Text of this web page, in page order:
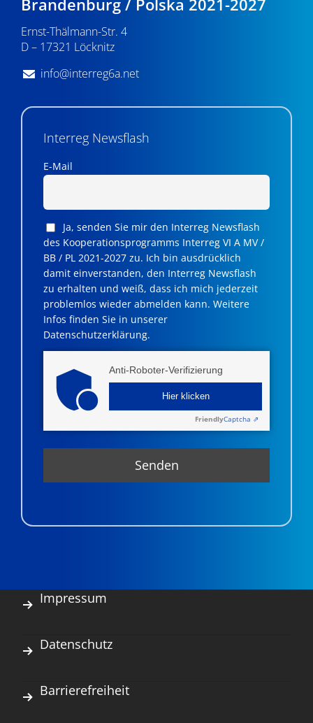
Ernst-Thälmann-Str. 4
D – 17321 Löcknitz
info@interreg6a.net
Interreg Newsflash
E-Mail
Ja, senden Sie mir den Interreg Newsflash
des Kooperationsprogramms Interreg VI A MV /
BB / PL 2021-2027 zu. Ich bin ausdrücklich
damit einverstanden, den Interreg Newsflash
zu erhalten und weiß, dass ich mich jederzeit
problemlos wieder abmelden kann. Weitere
Infos finden Sie in unserer
Datenschutzerklärung.
Anti-Roboter-Verifizierung
Hier klicken
FriendlyCaptcha ⇗
Impressum
Datenschutz
Barrierefreiheit